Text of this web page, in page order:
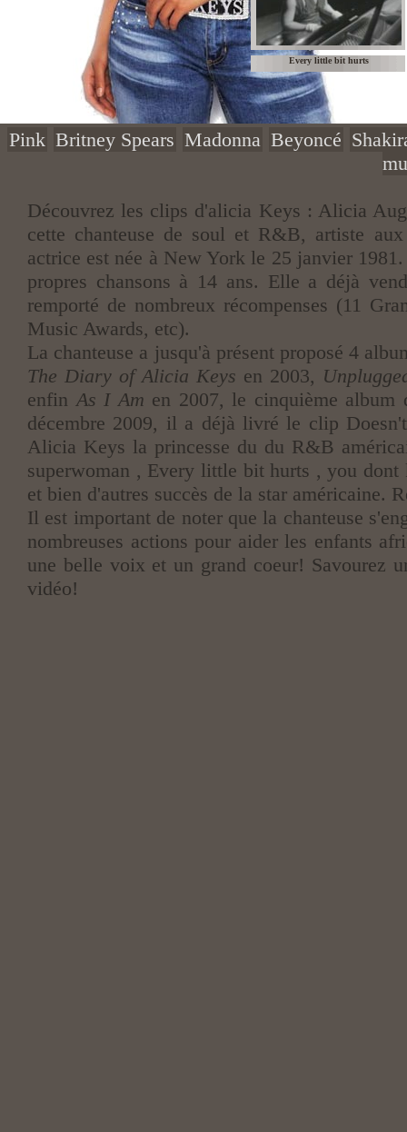
Every little bit hurts
Pink Britney Spears Madonna Beyoncé
Découvrez les clips d'alicia Keys : Alicia
cette chanteuse de soul et R&B, artiste
actrice est née à New York le 25 janvier
propres chansons à 14 ans. Elle a déjà
remporté de nombreux récompenses (11
Music Awards, etc).
La chanteuse a jusqu'à présent proposé 4
The Diary of Alicia Keys en 2003,
enfinAs I Am en 2007, le cinquième
décembre 2009, il a déjà livré le clip
Alicia Keys la princesse du du R&B
superwoman , Every little bit hurts , you
et bien d'autres succès de la star américaine.
Il est important de noter que la chanteuse
nombreuses actions pour aider les enfants
une belle voix et un grand coeur! Savourez
vidéo!